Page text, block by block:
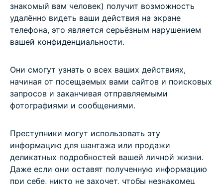
знакомый вам человек) получит возможность
удалённо видеть ваши действия на экране
телефона, это является серьёзным нарушением
вашей конфиденциальности.
Они смогут узнать о всех ваших действиях,
начиная от посещаемых вами сайтов и поисковых
запросов и заканчивая отправляемыми
фотографиями и сообщениями.
Преступники могут использовать эту
информацию для шантажа или продажи
деликатных подробностей вашей личной жизни.
Даже если они оставят полученную информацию
при себе, никто не захочет, чтобы незнакомец